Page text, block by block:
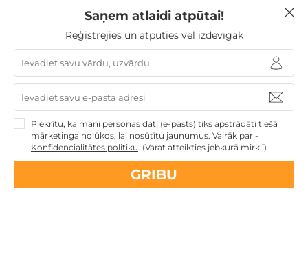
REĢISTRĒJIETIES JAUNUMU
SAŅEMŠANAI
Reģistrējoties Jūs piekrītat saņemt īpašos atpūtas
piedāvājumus un jaunumus.
Saņem atlaidi atpūtai!
Reģistrējies un atpūties vēl izdevīgāk
Piekrītu, ka mani personas dati (e-pasts) tiks apstrādāti tiešā
mārketinga nolūkos, lai nosūtītu jaunumus. Vairāk par -
Konfidencialitātes politiku. (Varat atteikties jebkurā mirklī)
GRIBU